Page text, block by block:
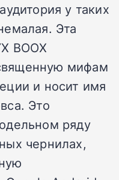
у таких
Эта
BOOX
мифам
и носит имя
Это
ряду
чернилах,